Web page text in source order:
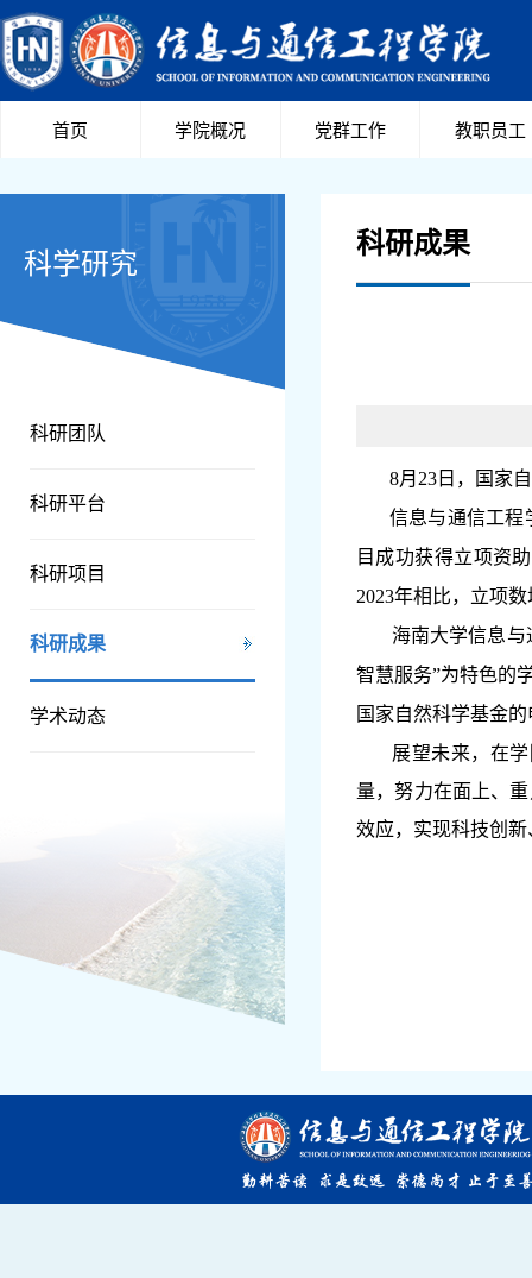
首页 学院概况 党群工作 教职员工
科学研究
科研团队
科研平台
科研项目
科研成果
学术动态
科研成果
8月 23 日，国家
信息与通信工程
目成功获得立项资
2023年相比，立项
海南大学信息
智慧服务”为特色的
国家自然科学基金
展望未来，在
量，努力在面上、
效应，实现科技创